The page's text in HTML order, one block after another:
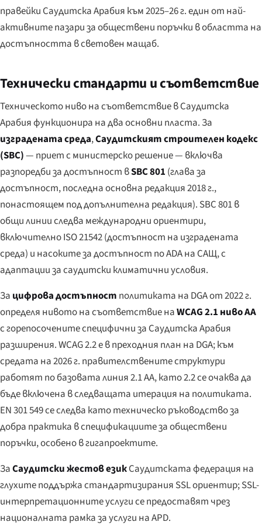
правейки Саудитска Арабия към 2025–26 г. един от най-
активните пазари за обществени поръчки в областта на
достъпността в световен мащаб.
Технически стандарти и съответствие
Техническото ниво на съответствие в Саудитска
Арабия функционира на два основни пласта. За
изградената среда,Саудитският строителен кодекс
(SBC)— приет с министерско решение — включва
разпоредби за достъпност вSBC 801 (глава за
достъпност, последна основна редакция 2018 г.,
понастоящем под допълнителна редакция). SBC 801 в
общи линии следва международни ориентири,
включително ISO 21542 (достъпност на изградената
среда) и насоките за достъпност по ADA на САЩ, с
адаптации за саудитски климатични условия.
За цифрова достъпност политиката на DGA от 2022 г.
определя нивото на съответствие наWCAG 2.1 ниво AA
с горепосочените специфични за Саудитска Арабия
разширения. WCAG 2.2 е в преходния план на DGA; към
средата на 2026 г. правителствените структури
работят по базовата линия 2.1 AA, като 2.2 се очаква да
бъде включена в следващата итерация на политиката.
EN 301 549 се следва като техническо ръководство за
добра практика в спецификациите за обществени
поръчки, особено в гигапроектите.
ЗаСаудитски жестов езикСаудитската федерация на
глухите поддържа стандартизирания SSL ориентир; SSL-
интерпретационните услуги се предоставят чрез
националната рамка за услуги на APD.